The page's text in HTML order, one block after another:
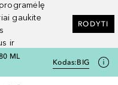
gaukite
ir
RODYTI
ML
Kodas:BIG